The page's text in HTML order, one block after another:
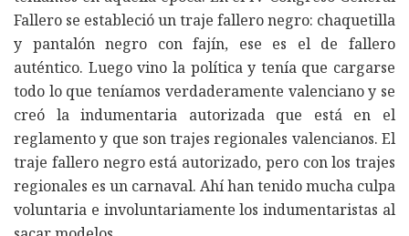
Fallero se estableció un traje fallero negro: chaquetilla
y pantalón negro con fajín, ese es el de fallero
auténtico. Luego vino la política y tenía que cargarse
todo lo que teníamos verdaderamente valenciano y se
creó la indumentaria autorizada que está en el
reglamento y que son trajes regionales valencianos. El
traje fallero negro está autorizado, pero con los trajes
regionales es un carnaval. Ahí han tenido mucha culpa
voluntaria e involuntariamente los indumentaristas al